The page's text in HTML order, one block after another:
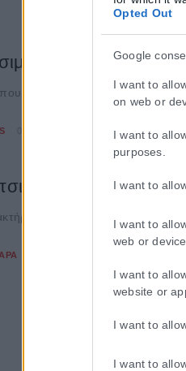
Opted Out
Google
I want to
on web or
I want to
purposes.
I want to
I want to
web or
I want to
website or
I want to
I want to
κατέληξαν στα απορρίμματα
το
η ρωσική πρεσβεία στο